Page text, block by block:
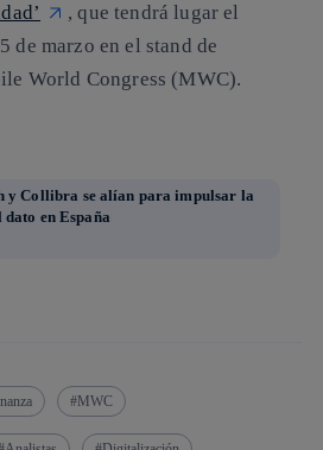
, que tendrá lugar el
de marzo en el stand de
World Congress (MWC).
y Collibra se alían para impulsar la
en España
MWC